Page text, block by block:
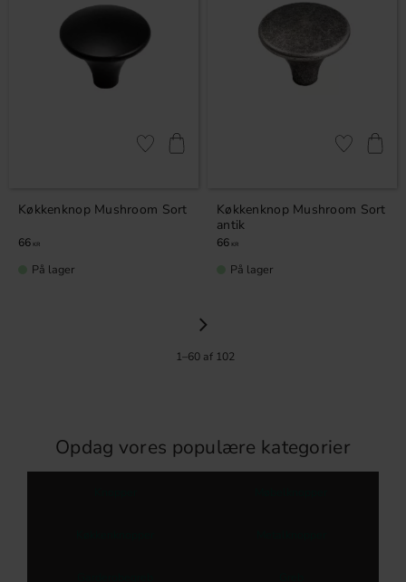
Køkkenknop Mushroom Sort
66 KR
Gem som favorit
På lager
Køkkenknop Mushroom Sort
antik
66 KR
Gem som
På lager
1–60af 102
Opdag vores populære kategorier